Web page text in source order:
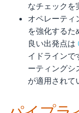
なチェックを
オペレーティ
を強化するた
良い出発点は
イドラインで
ーティングシ
が適用されて